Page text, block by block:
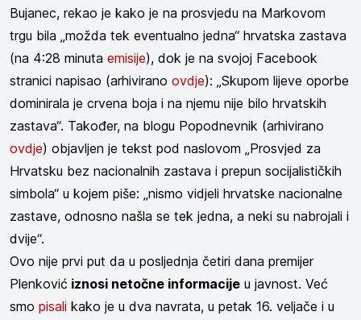
Bujanec, rekao je kako je na prosvjedu na Markovom
trgu bila „možda tek eventualno jedna“ hrvatska zastava
(na 4:28 minuta emisije), dok je na svojoj Facebook
stranici napisao (arhivirano ovdje): „Skupom lijeve oporbe
dominirala je crvena boja i na njemu nije bilo hrvatskih
zastava“. Također, na blogu Popodnevnik (arhivirano
ovdje) objavljen je tekst pod naslovom „Prosvjed za
Hrvatsku bez nacionalnih zastava i prepun socijalističkih
simbola“ u kojem piše: „nismo vidjeli hrvatske nacionalne
zastave, odnosno našla se tek jedna, a neki su nabrojali i
dvije“.
Ovo nije prvi put da u posljednja četiri dana premijer
Plenković iznosi netočne informacije u javnost. Već
smo pisali kako je u dva navrata, u petak 16. veljače i u